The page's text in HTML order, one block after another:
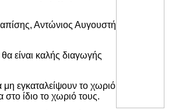
Αντώνιος Αυγουστή
είναι καλής διαγωγής
εγκαταλείψουν το χωριό
στο ίδιο το χωριό τους.